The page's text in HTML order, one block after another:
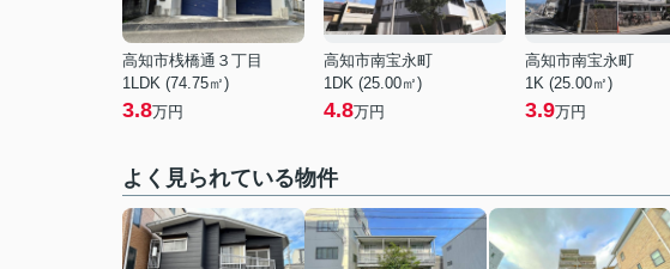
高知市桟橋通３丁目
1LDK (74.75㎡)
3.8万円
高知市南宝永町
1DK (25.00㎡)
4.8万円
高知市南宝永町
1K (25.00㎡)
3.9万円
よく見られている物件